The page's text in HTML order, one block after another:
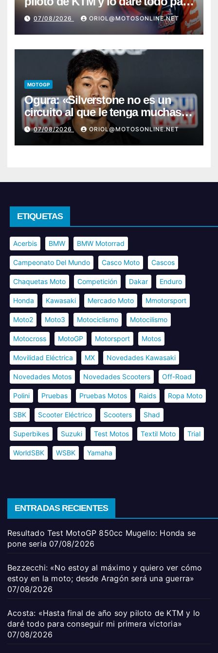
conseguir mi primera victoria»
07/08/2026 ORIOL@MOTOSONLINE.NET
MOTOGP
Ogura: «Silverstone no es un
circuito al que le tenga muchas
ganas»
07/08/2026 ORIOL@MOTOSONLINE.NET
ETIQUETAS
Acerbis BMW BMW Motorrad
Campeonato Del Mundo Casco Moto Cascos
Chaquetas Moto Competición Dakar Enduro
Honda Kawasaki Mercado Moto Mmotorsport
Moto2 Moto3 Motociclismo Motocilismo
Motocross MotoGP Motorsport Motos
Movilidad Eléctrica MX Novedades Kawasaki
Novedades Motos Novedades Scooters Off-Road
Polini Pruebas Pruebas Motos Raids Ropa Moto
SBK Scooter Eléctrico Scooters Shad
Superbikes Suzuki Test Motos Textil Moto Trial
WorldSBK WSBK Yamaha
ENTRADAS RECIENTES
Resultado Test MotoGP 850cc Mugello: Honda se
pone seria 07/08/2026
Bezzecchi: «No estoy al máximo y quiero ver cómo
estoy en la moto; desde Aragón será una guerra»
07/08/2026
Acosta: «Hasta final de año soy piloto de KTM y lo
daré todo para conseguir mi primera victoria»
07/08/2026